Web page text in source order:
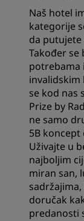
Naš hotel
kategorije
da
Također se
potrebama
invalidskim
se kod nas
Prize by
ne samo
5B
Uživajte u
najboljim
miran san,
doručak
predanosti